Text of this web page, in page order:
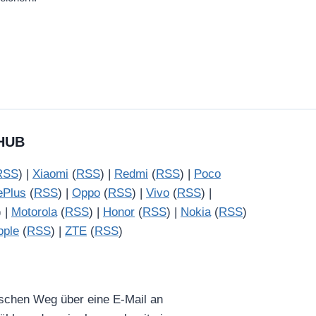
) | Xiaomi (RSS) | Redmi (RSS) | Poco
(RSS) | Oppo (RSS) | Vivo (RSS) |
| Motorola(RSS) | Honor (RSS) | Nokia(RSS)
(RSS) | ZTE (RSS)
Weg über eine E-Mail an